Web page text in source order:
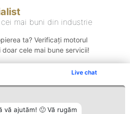
Live chat
vă ajutăm! 🙂 Vă rugăm
mai buni din industrie
ta? Verificați motorul
cele mai bune servicii!